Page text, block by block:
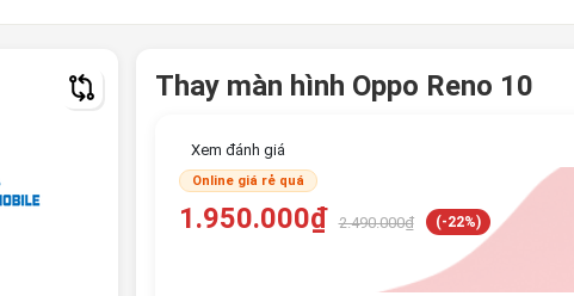
Thay màn hình Oppo Reno 10
Xem đánh giá
Online giá rẻ quá
1.950.000₫ 2.490.000₫ (-22%)